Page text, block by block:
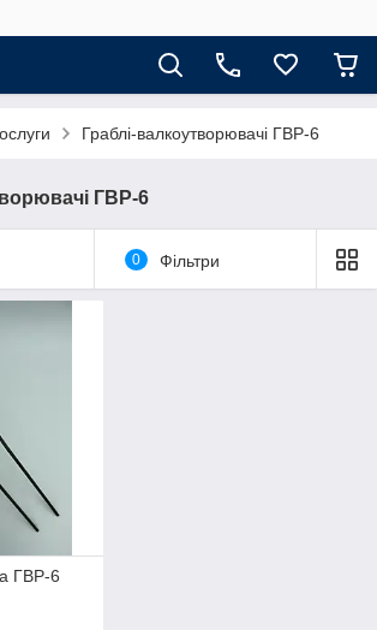
Граблі-валкоутворювачі ГВР-6
ГВР-6
0 Фільтри
ГВР-6